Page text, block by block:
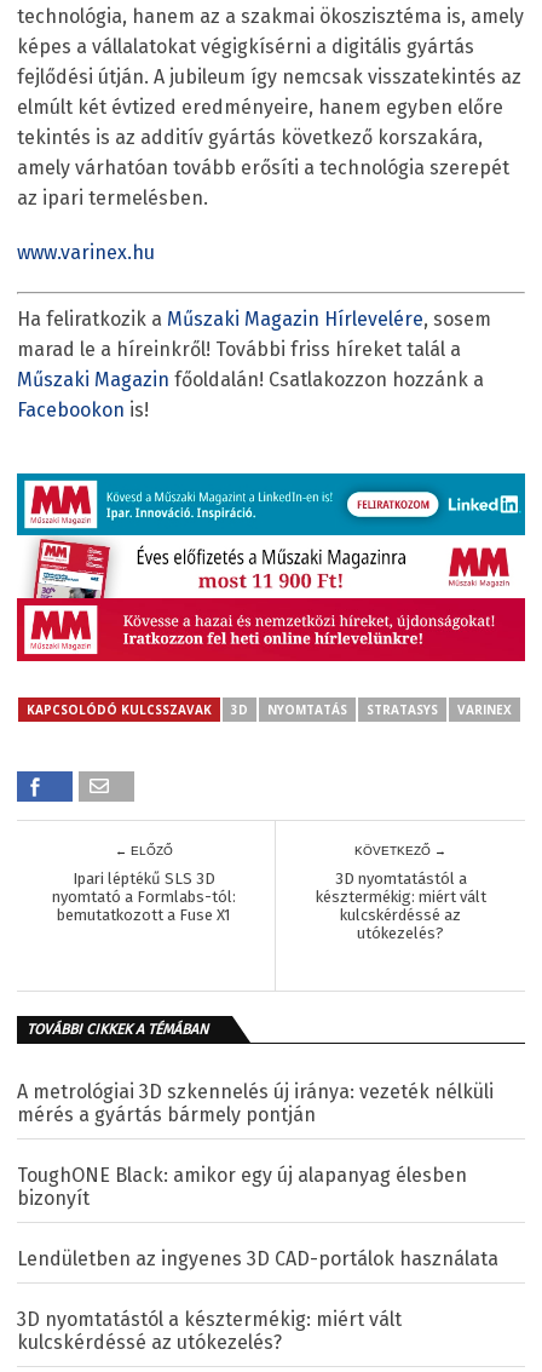
technológia, hanem az a szakmai ökoszisztéma is, amely
képes a vállalatokat végigkísérni a digitális gyártás
fejlődési útján. A jubileum így nemcsak visszatekintés az
elmúlt két évtized eredményeire, hanem egyben előre
tekintés is az additív gyártás következő korszakára,
amely várhatóan tovább erősíti a technológia szerepét
az ipari termelésben.
www.varinex.hu
Ha feliratkozik a Műszaki Magazin Hírlevelére, sosem
marad le a híreinkről! További friss híreket talál a
Műszaki Magazin főoldalán! Csatlakozzon hozzánk a
Facebookon is!
KAPCSOLÓDÓ KULCSSZAVAK 3D NYOMTATÁS STRATASYS VARINEX
← ELŐZŐ
Ipari léptékű SLS 3D
nyomtató a Formlabs-tól:
bemutatkozott a Fuse X1
KÖVETKEZŐ →
3D nyomtatástól a
késztermékig: miért vált
kulcskérdéssé az
utókezelés?
TOVÁBBI CIKKEK A TÉMÁBAN
A metrológiai 3D szkennelés új iránya: vezeték nélküli
mérés a gyártás bármely pontján
ToughONE Black: amikor egy új alapanyag élesben
bizonyít
Lendületben az ingyenes 3D CAD-portálok használata
3D nyomtatástól a késztermékig: miért vált
kulcskérdéssé az utókezelés?